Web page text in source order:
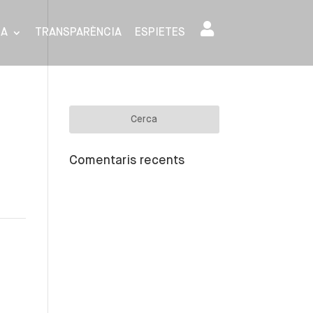
TRANSPARÈNCIA ESPIETES
Comentaris recents